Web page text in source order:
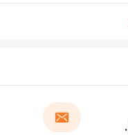
Electronics Co., Ltd.